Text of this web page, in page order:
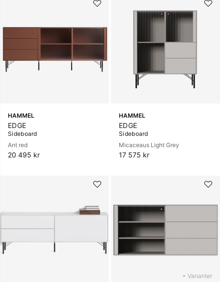
HAMMEL
EDGE
Sideboard
Ant red
20 495 kr
HAMMEL
EDGE
Sideboard
Micaceaus Light Grey
17 575 kr
+ Varianter